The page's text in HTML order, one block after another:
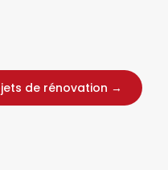
de rénovation →